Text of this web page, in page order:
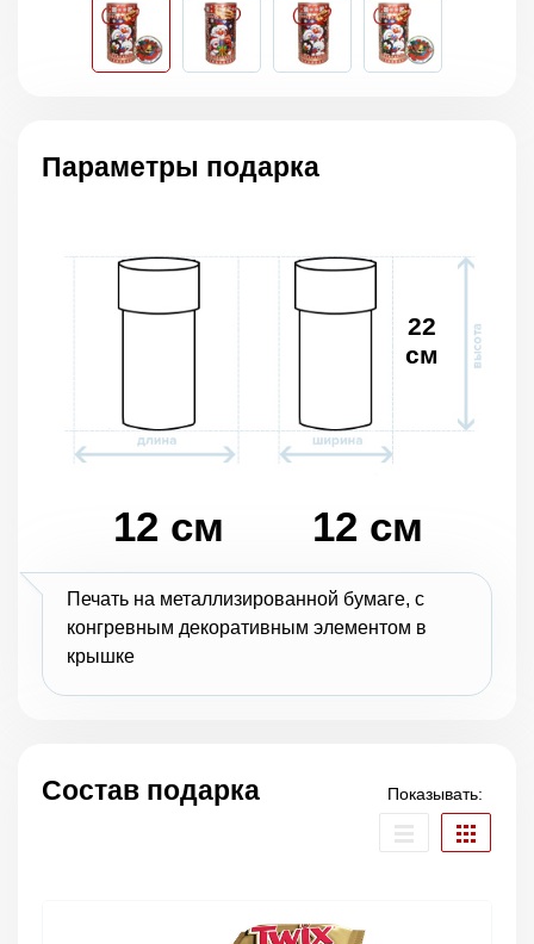
Параметры подарка
12 см 12 см
22
см
Печать на металлизированной бумаге, с
конгревным декоративным элементом в
крышке
Состав подарка Показывать: